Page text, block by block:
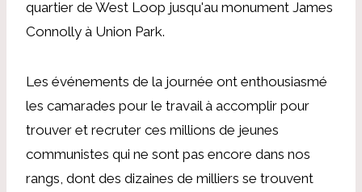
quartier de West Loop jusqu'au monument James
Connolly à Union Park.
Les événements de la journée ont enthousiasmé
les camarades pour le travail à accomplir pour
trouver et recruter ces millions de jeunes
communistes qui ne sont pas encore dans nos
rangs, dont des dizaines de milliers se trouvent